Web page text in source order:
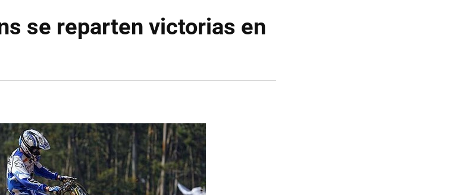
se reparten victorias en